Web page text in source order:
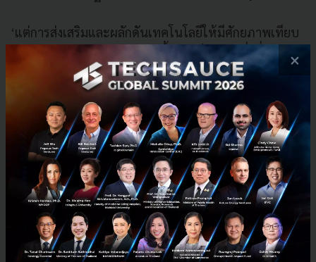
‘แต่การส่งเสริมและผลักดันเทคโนโลยีให้มีศักยภาพเทียบ
เท่ากับผลิตภัณฑ์ของต่างชาตินั้น จำเป็นอย่างยิ่งที่จะต้อง
อาศัยความร่วมมือ การสนับสนุนจากทุกคนและทุกฝ่ายใน
การเปิดรับ - เปิดใจให้กับเทคโนโลยีและนวัตกรรมใหม่
ของคนไทยด้วยกันเอง ซึ่งในวันนี้อาจจะยังไม่สมบูรณ์แบบ
หากเทียบกับเทคโนโลยีที่มาจากประเทศผู้นำอื่นๆ อย่าง
อเมริกาหรือจีน เพราะ Demand ของประเทศเราเพิ่งเกิด
แต่หากทุกฝ่ายร่วมกันผลักดัน เทคโนโลยีและนวัตกรรมที่
พัฒนาโดยคนไทยก็จะสามารถไปได้ไกลและตอบโจทย์ได้
เทียบเท่ากับสิ่งที่เรารับมาจากต่างประเทศ’ - ‘ดร. พณ
ชิต’ ขยายภาพของ Startup ภายใต้แวดล้อมการเกื้อหนุน
×